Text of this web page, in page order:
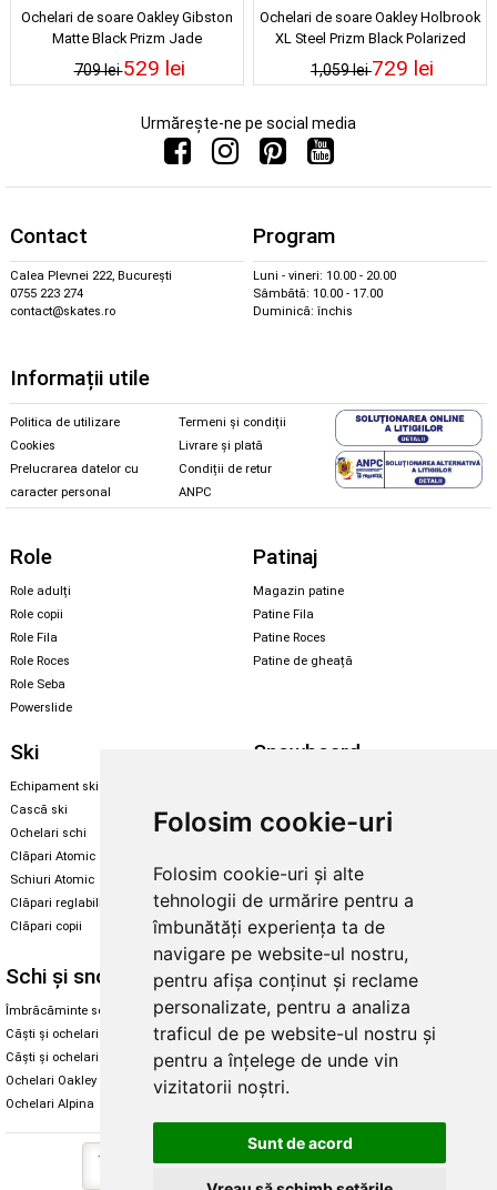
Folosim cookie-uri
Folosim cookie-uri și alte
tehnologii de urmărire pentru a
îmbunătăți experiența ta de
navigare pe website-ul nostru,
pentru afișa conținut și reclame
personalizate, pentru a analiza
traficul de pe website-ul nostru și
pentru a înțelege de unde vin
vizitatorii noștri.
Sunt de acord
Ochelari de soare Oakley Gibston
Matte Black Prizm Jade
709 lei529 lei
Ochelari de soare Oakley Holbrook
XL Steel Prizm Black Polarized
1,059 lei729 lei
Urmărește-ne pe social media
Contact
Calea Plevnei 222, București
0755 223 274
contact@skates.ro
Program
Luni - vineri: 10.00 - 20.00
Sâmbătă: 10.00 - 17.00
Duminică: închis
Informații utile
Politica de utilizare
Cookies
Prelucrarea datelor cu
caracter personal
Termeni și condiții
Livrare și plată
Condiții de retur
ANPC
Role
Role adulți
Role copii
Role Fila
Role Roces
Role Seba
Powerslide
Patinaj
Magazin patine
Patine Fila
Patine Roces
Patine de gheață
Ski
Echipament ski
Cască ski
Ochelari schi
Clăpari Atomic
Schiuri Atomic
Clăpari reglabili
Clăpari copii
Snowboard
Echipament snowboard
Legături Rome SDS
Skate & longboard
Santa Cruz
Enuff Skateboards
Schi și snowboard
Îmbrăcăminte schi și snowboard
Căști și ochelari de iarnă
Căști și ochelari Alpina
Ochelari Oakley
Ochelari Alpina
Diverse
Cum aleg rolele
Cum aleg ochelarii
Ochelari de soare Oakley
Ochelari de soare Alpina